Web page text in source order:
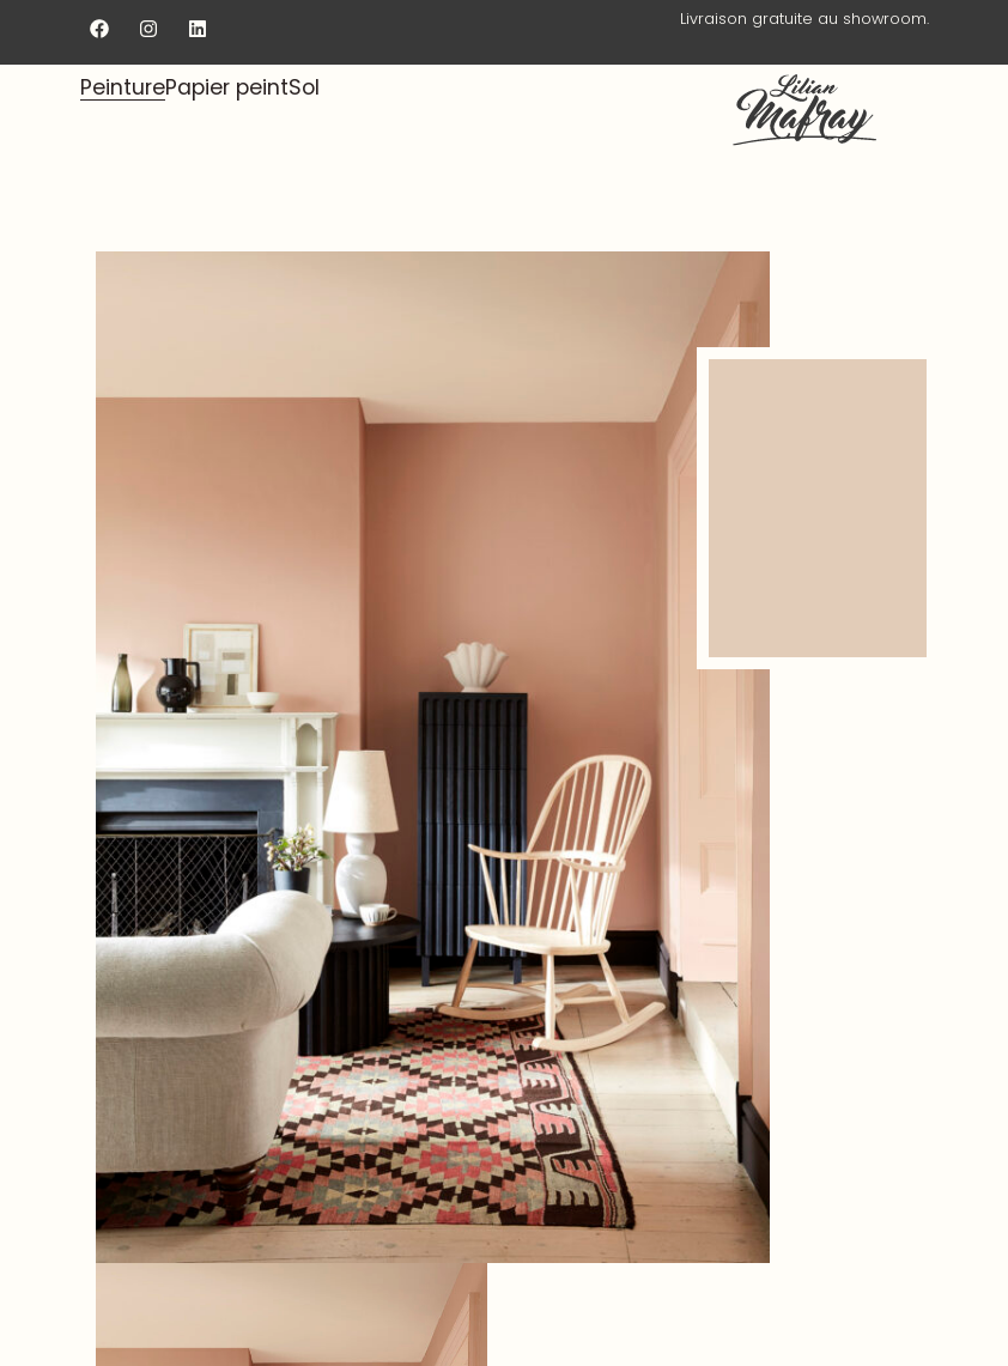
Livraison gratuite au showroom. Livraison en 3 jours ouvrés.
PeinturePapier peintSol